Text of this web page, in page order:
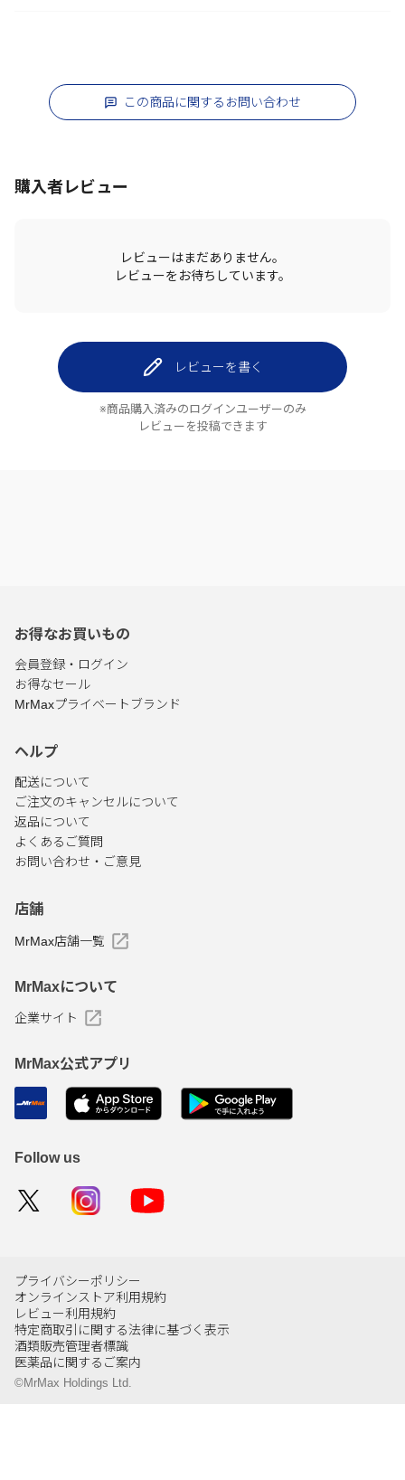
この商品に関するお問い合わせ
購入者レビュー
レビューはまだありません。
レビューをお待ちしています。
レビューを書く
※商品購入済みのログインユーザーのみ
レビューを投稿できます
お得なお買いもの
会員登録・ログイン
お得なセール
MrMaxプライベートブランド
ヘルプ
配送について
ご注文のキャンセルについて
返品について
よくあるご質問
お問い合わせ・ご意見
店舗
MrMax店舗一覧
MrMaxについて
企業サイト
MrMax公式アプリ
Follow us
プライバシーポリシー
オンラインストア利用規約
レビュー利用規約
特定商取引に関する法律に基づく表示
酒類販売管理者標識
医薬品に関するご案内
©MrMax Holdings Ltd.